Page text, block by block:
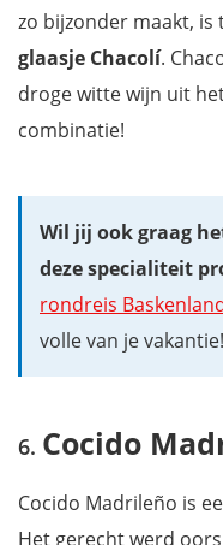
zo bijzonder maakt, is
glaasje Chacolí.
droge witte wijn uit
combinatie!
Wil jij ook graag
deze specialiteit
rondreis
volle van je vakantie!
Cocido
Cocido Madrileño is
Het gerecht werd